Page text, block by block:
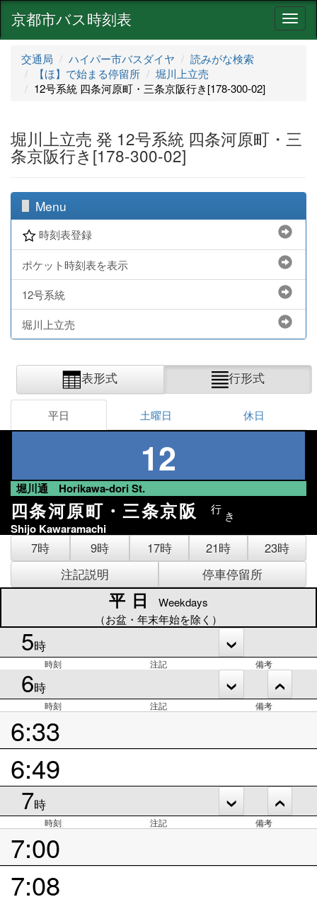
ナ
ビ
京都市バス時刻表
交通局 ハイパー市バスダイヤ
読みがな検索
【ほ】で始まる停留所
堀川上立売
12号系統 四条河原町・三条京阪行き[178-300-02]
堀川上立売 発 12号系統 四条河原町・三
条京阪行き[178-300-02]
Menu
時刻表登録
ポケット時刻表を表示
12号系統
堀川上立売
表形式 行形式
平日 土曜日 休日
12
堀川通 Horikawa-dori St.
四条河原町・三条京阪 行 き
Shijo Kawaramachi
7時 9時 17時 21時
23時
注記説明
停車停留所
平日
Weekdays
（お盆・年末年始を除く）
5時
時刻 注記 備考
6時
時刻 注記 備考
6:33
6:49
7時
時刻 注記 備考
7:00
7:08